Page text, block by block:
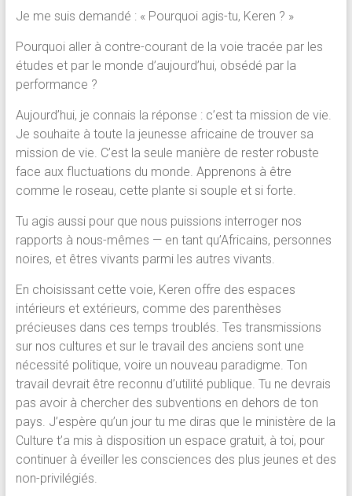
Je me suis demandé : « Pourquoi agis-tu, Keren ? »
Pourquoi aller à contre-courant de la voie tracée par les
études et par le monde d’aujourd’hui, obsédé par la
performance ?
Aujourd’hui, je connais la réponse : c’est ta mission de vie.
Je souhaite à toute la jeunesse africaine de trouver sa
mission de vie. C’est la seule manière de rester robuste
face aux fluctuations du monde. Apprenons à être
comme le roseau, cette plante si souple et si forte.
Tu agis aussi pour que nous puissions interroger nos
rapports à nous-mêmes — en tant qu’Africains, personnes
noires, et êtres vivants parmi les autres vivants.
En choisissant cette voie, Keren offre des espaces
intérieurs et extérieurs, comme des parenthèses
précieuses dans ces temps troublés. Tes transmissions
sur nos cultures et sur le travail des anciens sont une
nécessité politique, voire un nouveau paradigme. Ton
travail devrait être reconnu d’utilité publique. Tu ne devrais
pas avoir à chercher des subventions en dehors de ton
pays. J’espère qu’un jour tu me diras que le ministère de la
Culture t’a mis à disposition un espace gratuit, à toi, pour
continuer à éveiller les consciences des plus jeunes et des
non-privilégiés.